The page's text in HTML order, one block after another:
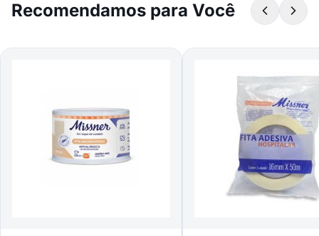
Recomendamos para Você